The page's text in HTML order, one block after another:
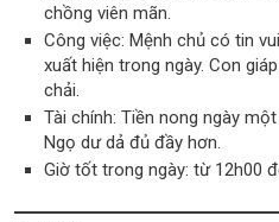
chồng viên mãn.
Công việc: Mệnh chủ có tin
xuất hiện trong ngày. Con
chải.
Tài chính: Tiền nong ngày
Ngọ dư dả đủ đầy hơn.
Giờ tốt trong ngày: từ 12h00